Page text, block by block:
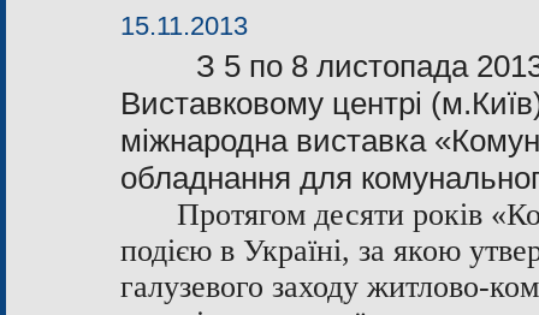
15.11.2013
З 5 по 8 листопада
Виставковому центрі
міжнародна виставка
обладнання для
Протягом десяти років
подією в Україні, за якою
галузевого заходу житлово-